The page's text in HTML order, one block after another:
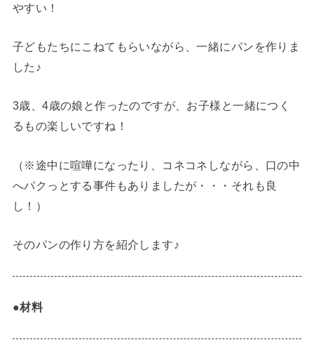
やすい！
子どもたちにこねてもらいながら、一緒にパンを作りま
した♪
3歳、4歳の娘と作ったのですが、お子様と一緒につく
るもの楽しいですね！
（※途中に喧嘩になったり、コネコネしながら、口の中
へパクっとする事件もありましたが・・・それも良
し！）
そのパンの作り方を紹介します♪
●材料